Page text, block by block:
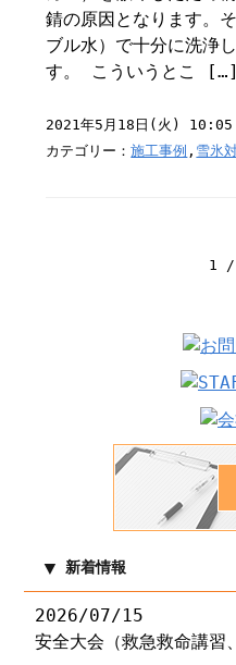
錆の原因となります。
ブル水）で十分に洗浄
す。 こういうとこ […]
2021年5月18日(火) 10:05
カテゴリー：施工事例 , 雪氷
1
新着情報
2026/07/15
安全大会（救急救命講習